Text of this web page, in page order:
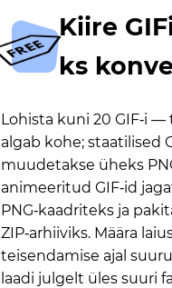
Kiire
ks
Lohista kuni 20 GIF‑i
algab kohe; staatilised
muudetakse üheks
animeeritud GIF‑id
PNG‑kaadriteks ja
ZIP‑arhiiviks. Määra
teisendamise ajal
laadi julgelt üles suuri